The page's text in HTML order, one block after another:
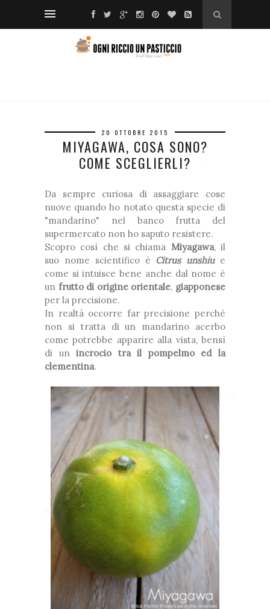
20 OTTOBRE 2015
MIYAGAWA, COSA SONO?
COME SCEGLIERLI?
Da sempre curiosa di assaggiare cose
nuove quando ho notato questa specie di
"mandarino" nel banco frutta del
supermercato non ho saputo resistere.
Scopro così che si chiama Miyagawa, il
suo nome scientifico è Citrus unshiu e
come si intuisce bene anche dal nome è
un frutto di origine orientale, giapponese
per la precisione.
In realtà occorre far precisione perchè
non si tratta di un mandarino acerbo
come potrebbe apparire alla vista, bensì
di unincrocio tra il pompelmo ed la
clementina.
*
❅
*
❅
❅
❅
❆
❅
❅
❅
*
*
❆